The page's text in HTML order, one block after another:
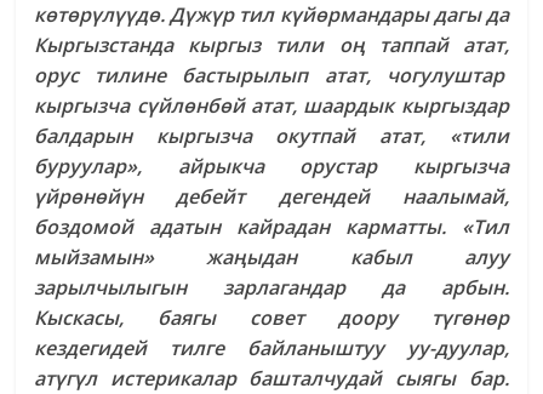
көтөрүлүүдө. Дүжүр тил күйөрмандары дагы да
Кыргызстанда кыргыз тили оң таппай атат,
орус тилине бастырылып атат, чогулуштар
кыргызча сүйлөнбөй атат, шаардык кыргыздар
балдарын кыргызча окутпай атат, «тили
буруулар», айрыкча орустар кыргызча
үйрөнөйүн дебейт дегендей наалымай,
боздомой адатын кайрадан карматты. «Тил
мыйзамын» жаңыдан кабыл алуу
зарылчылыгын зарлагандар да арбын.
Кыскасы, баягы совет доору түгөнөр
кездегидей тилге байланыштуу уу-дуулар,
атүгүл истерикалар башталчудай сыягы бар.